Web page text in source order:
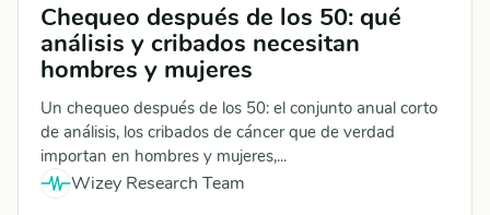
Chequeo después de los 50: qué
análisis y cribados necesitan
hombres y mujeres
Un chequeo después de los 50: el conjunto anual corto
de análisis, los cribados de cáncer que de verdad
importan en hombres y mujeres,...
Wizey Research Team